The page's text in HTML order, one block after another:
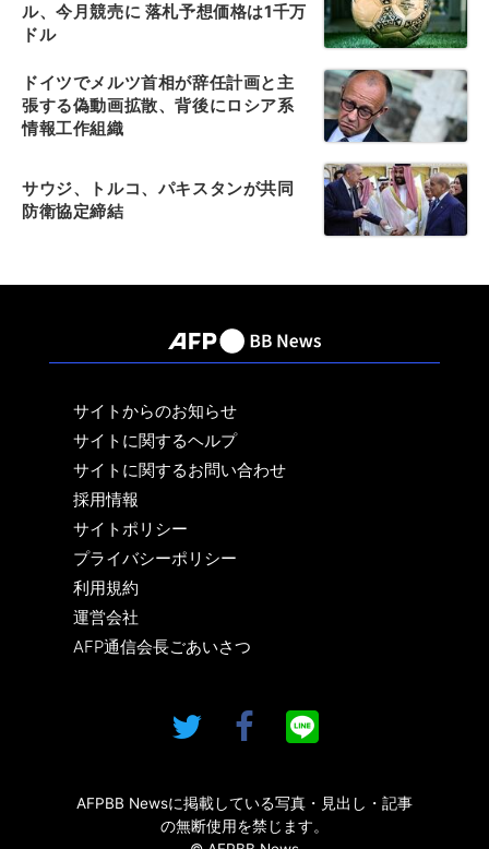
ル、今月競売に 落札予想価格は1千万
ドル
ドイツでメルツ首相が辞任計画と主
張する偽動画拡散、背後にロシア系
情報工作組織
サウジ、トルコ、パキスタンが共同
防衛協定締結
サイトからのお知らせ
サイトに関するヘルプ
サイトに関するお問い合わせ
採用情報
サイトポリシー
プライバシーポリシー
利用規約
運営会社
AFP通信会長ごあいさつ
AFPBB Newsに掲載している写真・見出し・記事
の無断使用を禁じます。